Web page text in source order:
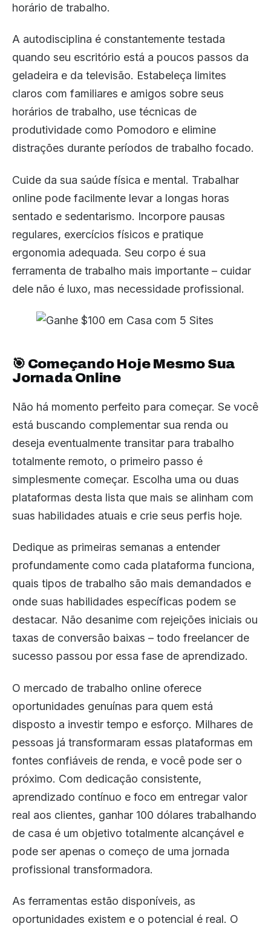
horário de trabalho.
A autodisciplina é constantemente testada
quando seu escritório está a poucos passos da
geladeira e da televisão. Estabeleça limites
claros com familiares e amigos sobre seus
horários de trabalho, use técnicas de
produtividade como Pomodoro e elimine
distrações durante períodos de trabalho focado.
Cuide da sua saúde física e mental. Trabalhar
online pode facilmente levar a longas horas
sentado e sedentarismo. Incorpore pausas
regulares, exercícios físicos e pratique
ergonomia adequada. Seu corpo é sua
ferramenta de trabalho mais importante – cuidar
dele não é luxo, mas necessidade profissional.
🎯 Começando Hoje Mesmo Sua
Jornada Online
Não há momento perfeito para começar. Se você
está buscando complementar sua renda ou
deseja eventualmente transitar para trabalho
totalmente remoto, o primeiro passo é
simplesmente começar. Escolha uma ou duas
plataformas desta lista que mais se alinham com
suas habilidades atuais e crie seus perfis hoje.
Dedique as primeiras semanas a entender
profundamente como cada plataforma funciona,
quais tipos de trabalho são mais demandados e
onde suas habilidades específicas podem se
destacar. Não desanime com rejeições iniciais ou
taxas de conversão baixas – todo freelancer de
sucesso passou por essa fase de aprendizado.
O mercado de trabalho online oferece
oportunidades genuínas para quem está
disposto a investir tempo e esforço. Milhares de
pessoas já transformaram essas plataformas em
fontes confiáveis de renda, e você pode ser o
próximo. Com dedicação consistente,
aprendizado contínuo e foco em entregar valor
real aos clientes, ganhar 100 dólares trabalhando
de casa é um objetivo totalmente alcançável e
pode ser apenas o começo de uma jornada
profissional transformadora.
As ferramentas estão disponíveis, as
oportunidades existem e o potencial é real. O